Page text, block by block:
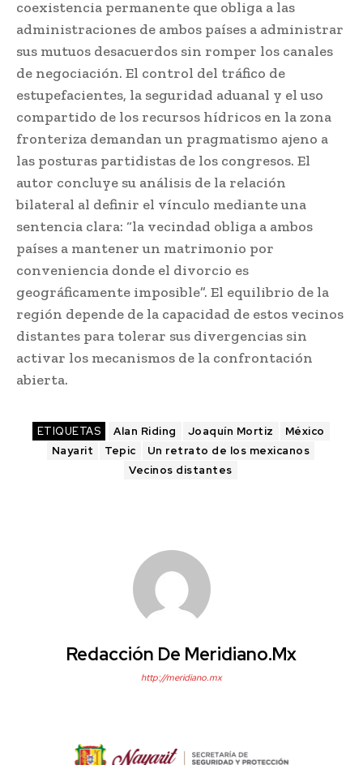
coexistencia permanente que obliga a las
administraciones de ambos países a administrar
sus mutuos desacuerdos sin romper los canales
de negociación. El control del tráfico de
estupefacientes, la seguridad aduanal y el uso
compartido de los recursos hídricos en la zona
fronteriza demandan un pragmatismo ajeno a
las posturas partidistas de los congresos. El
autor concluye su análisis de la relación
bilateral al definir el vínculo mediante una
sentencia clara: “la vecindad obliga a ambos
países a mantener un matrimonio por
conveniencia donde el divorcio es
geográficamente imposible”. El equilibrio de la
región depende de la capacidad de estos vecinos
distantes para tolerar sus divergencias sin
activar los mecanismos de la confrontación
abierta.
ETIQUETAS Alan Riding Joaquín Mortiz
México
Nayarit
Tepic
Un retrato de los mexicanos
Vecinos distantes
Redacción De Meridiano.mx
http://meridiano.mx